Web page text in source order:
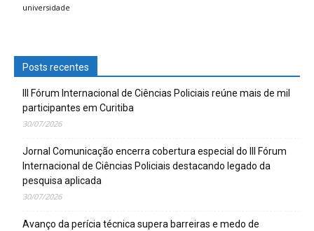
universidade
Posts recentes
III Fórum Internacional de Ciências Policiais reúne mais de mil
participantes em Curitiba
30/07/2026
Jornal Comunicação encerra cobertura especial do III Fórum
Internacional de Ciências Policiais destacando legado da
pesquisa aplicada
30/07/2026
Avanço da perícia técnica supera barreiras e medo de